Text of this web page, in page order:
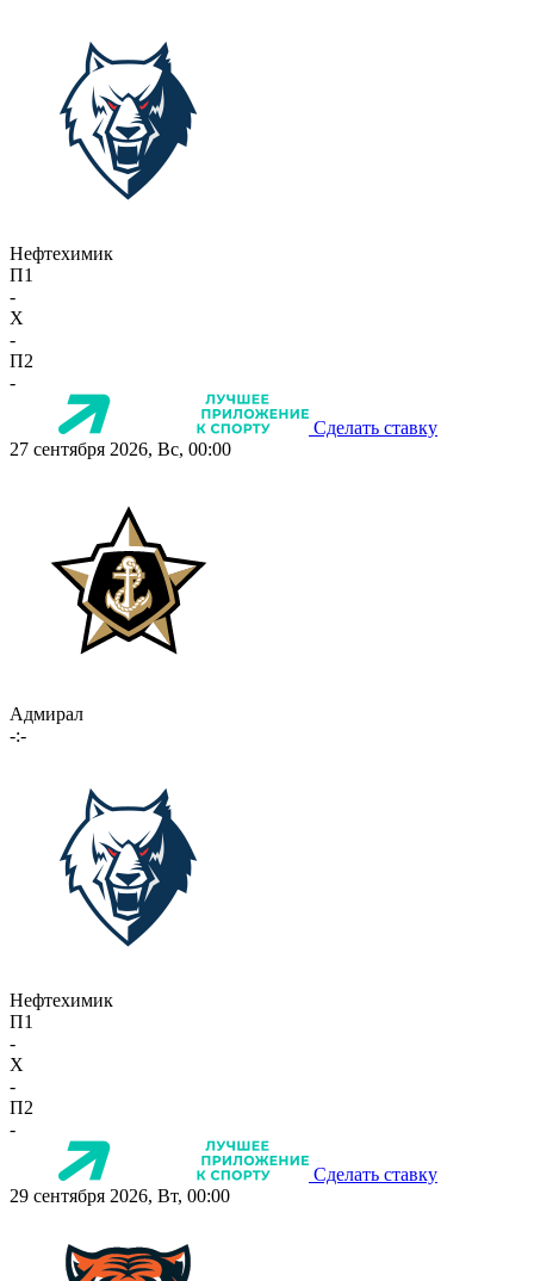
Нефтехимик
П1
-
X
-
П2
-
Сделать ставку
27 сентября 2026, Вс, 00:00
Адмирал
-:-
Нефтехимик
П1
-
X
-
П2
-
Сделать ставку
29 сентября 2026, Вт, 00:00